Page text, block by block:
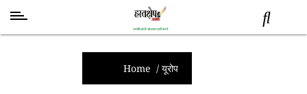
Home / यूरोप